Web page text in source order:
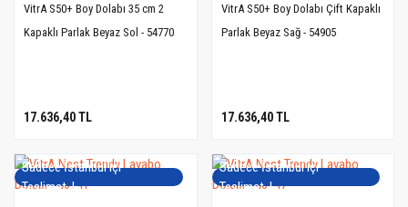
VitrA S50+ Boy Dolabı 35 cm 2
Kapaklı Parlak Beyaz Sol - 54770
17.636,40 TL
VitrA S50+ Boy Dolabı Çift Kapaklı
Parlak Beyaz Sağ - 54905
17.636,40 TL
Sadece İstanbul içi
Teslimat..!
Sadece İstanbul içi
Teslimat..!